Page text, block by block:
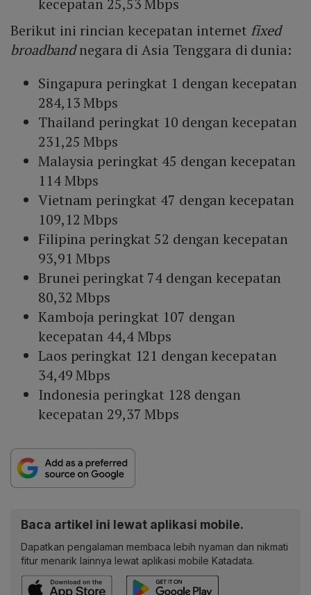
kecepatan 25,53 Mbps
Berikut ini rincian kecepatan internet fixed
broadbandnegara di Asia Tenggara di dunia:
Singapura peringkat 1 dengan kecepatan
284,13 Mbps
Thailand peringkat 10 dengan kecepatan
231,25 Mbps
Malaysia peringkat 45 dengan kecepatan
114 Mbps
Vietnam peringkat 47 dengan kecepatan
109,12 Mbps
Filipina peringkat 52 dengan kecepatan
93,91 Mbps
Brunei peringkat 74 dengan kecepatan
80,32 Mbps
Kamboja peringkat 107 dengan
kecepatan 44,4 Mbps
Laos peringkat 121 dengan kecepatan
34,49 Mbps
Indonesia peringkat 128 dengan
kecepatan 29,37 Mbps
Baca artikel ini lewat aplikasi mobile.
Dapatkan pengalaman membaca lebih nyaman dan nikmati
fitur menarik lainnya lewat aplikasi mobile Katadata.